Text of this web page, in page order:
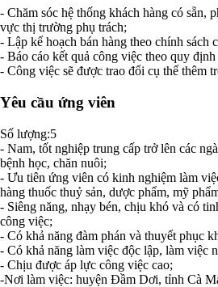
- Chăm sóc hệ thống khách hàng có sẵn,
vực thị trường phụ trách;
- Lập kế hoạch bán hàng theo chính sách
- Báo cáo kết quả công việc theo quy
- Công việc sẽ được trao đổi cụ thể thêm
Yêu cầu ứng viên
Số lượng:5
- Nam, tốt nghiệp trung cấp trở lên các
bệnh học, chăn nuôi;
- Ưu tiên ứng viên có kinh nghiệm làm
hàng thuốc thuỷ sản, dược phẩm, mỹ
- Siêng năng, nhạy bén, chịu khó và có
công việc;
- Có khả năng đàm phán và thuyết phục
- Có khả năng làm việc độc lập, làm việc
- Chịu được áp lực công việc cao;
-Nơi làm việc: huyện Đầm Dơi, tỉnh Cà